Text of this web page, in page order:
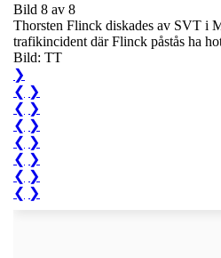
Bild 8 av 8
Thorsten Flinck diskades av SVT i
trafikincident där Flinck påstås ha
Bild: TT
❯
❮ ❯
❮ ❯
❮ ❯
❮ ❯
❮ ❯
❮ ❯
❮ ❯